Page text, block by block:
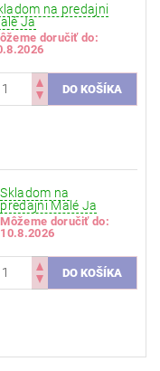
na predajni
Ja
doručiť do:
Skladom na
predajni Malé Ja
Môžeme doručiť do:
10.8.2026